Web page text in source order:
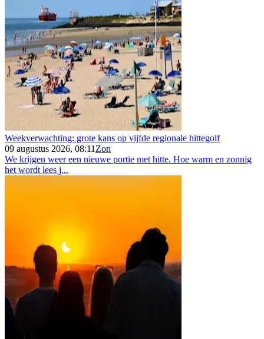
Weekverwachting: grote kans op vijfde regionale hittegolf
09 augustus 2026, 08:11 Zon
We krijgen weer een nieuwe portie met hitte. Hoe warm en zonnig
het wordt lees j...